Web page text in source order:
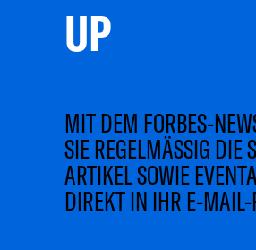
MIT DEM FORBES-
SIE REGELMÄSSIG DIE
ARTIKEL SOWIE
DIREKT IN IHR E-MAIL-